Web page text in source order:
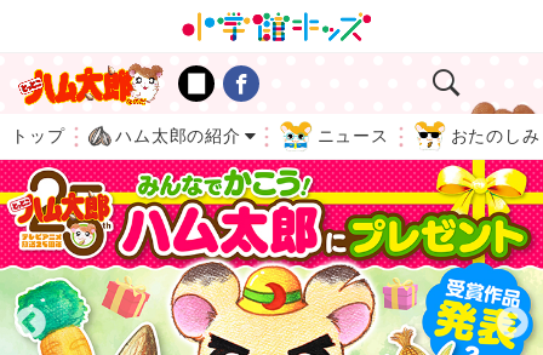
トップ ハム太郎の紹介 ニュース おたのしみ